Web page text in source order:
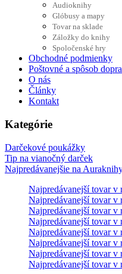
Audioknihy
Glóbusy a mapy
Tovar na sklade
Záložky do knihy
Spoločenské hry
Obchodné podmienky
Poštovné a spôsob
O nás
Články
Kontakt
Kategórie
Darčekové poukážky
Tip na vianočný darček
Najpredávanejšie na
Najpredávanejší tovar v
Najpredávanejší tovar v
Najpredávanejší tovar v
Najpredávanejší tovar v
Najpredávanejší tovar v
Najpredávanejší tovar v
Najpredávanejší tovar v
Najpredávanejší tovar v